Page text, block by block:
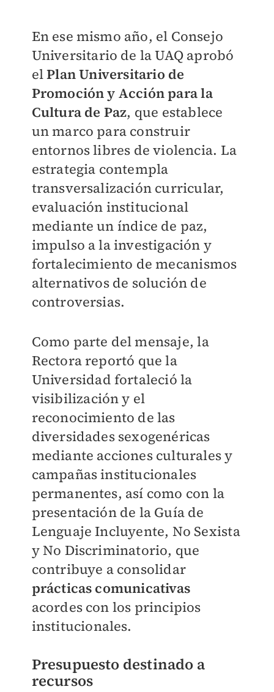
En ese mismo año, el Consejo
Universitario de la UAQ aprobó
elPlan Universitario de
Promoción y Acción para la
Cultura de Paz, que establece
un marco para construir
entornos libres de violencia. La
estrategia contempla
transversalización curricular,
evaluación institucional
mediante un índice de paz,
impulso a la investigación y
fortalecimiento de mecanismos
alternativos de solución de
controversias.
Como parte del mensaje, la
Rectora reportó que la
Universidad fortaleció la
visibilización y el
reconocimiento de las
diversidades sexogenéricas
mediante acciones culturales y
campañas institucionales
permanentes, así como con la
presentación de la Guía de
Lenguaje Incluyente, No Sexista
y No Discriminatorio, que
contribuye a consolidar
prácticas comunicativas
acordes con los principios
institucionales.
Presupuesto destinado a
recursos